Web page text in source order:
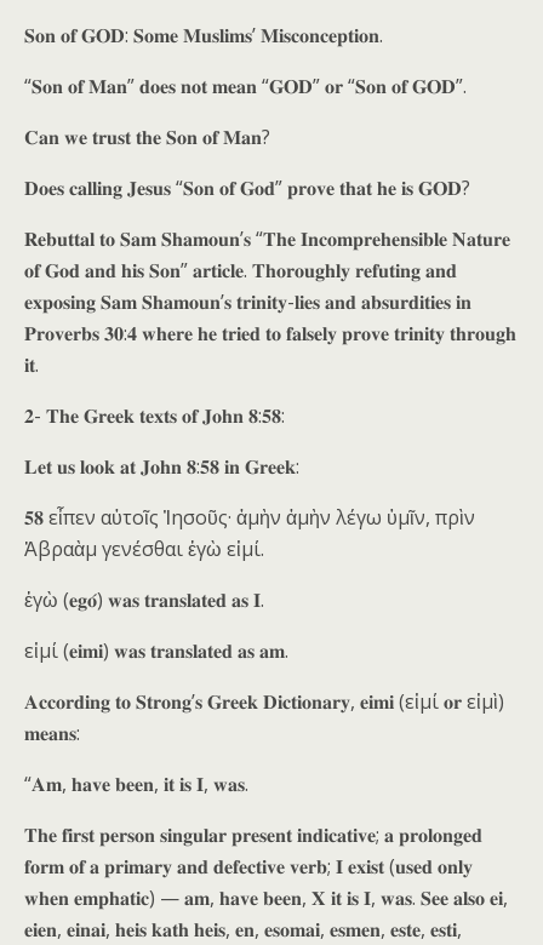
𝐒𝐨𝐧 𝐨𝐟 𝐆𝐎𝐃: 𝐒𝐨𝐦𝐞 𝐌𝐮𝐬𝐥𝐢𝐦𝐬’ 𝐌𝐢𝐬𝐜𝐨𝐧𝐜𝐞𝐩𝐭𝐢𝐨𝐧.
“𝐒𝐨𝐧 𝐨𝐟 𝐌𝐚𝐧” 𝐝𝐨𝐞𝐬 𝐧𝐨𝐭 𝐦𝐞𝐚𝐧 “𝐆𝐎𝐃” 𝐨𝐫 “𝐒𝐨𝐧 𝐨𝐟 𝐆𝐎𝐃”.
𝐂𝐚𝐧 𝐰𝐞 𝐭𝐫𝐮𝐬𝐭 𝐭𝐡𝐞 𝐒𝐨𝐧 𝐨𝐟 𝐌𝐚𝐧?
𝐃𝐨𝐞𝐬 𝐜𝐚𝐥𝐥𝐢𝐧𝐠 𝐉𝐞𝐬𝐮𝐬 “𝐒𝐨𝐧 𝐨𝐟 𝐆𝐨𝐝” 𝐩𝐫𝐨𝐯𝐞 𝐭𝐡𝐚𝐭 𝐡𝐞 𝐢𝐬 𝐆𝐎𝐃?
𝐑𝐞𝐛𝐮𝐭𝐭𝐚𝐥 𝐭𝐨 𝐒𝐚𝐦 𝐒𝐡𝐚𝐦𝐨𝐮𝐧’𝐬 “𝐓𝐡𝐞 𝐈𝐧𝐜𝐨𝐦𝐩𝐫𝐞𝐡𝐞𝐧𝐬𝐢𝐛𝐥𝐞 𝐍𝐚𝐭𝐮𝐫𝐞
𝐨𝐟 𝐆𝐨𝐝 𝐚𝐧𝐝 𝐡𝐢𝐬 𝐒𝐨𝐧” 𝐚𝐫𝐭𝐢𝐜𝐥𝐞. 𝐓𝐡𝐨𝐫𝐨𝐮𝐠𝐡𝐥𝐲 𝐫𝐞𝐟𝐮𝐭𝐢𝐧𝐠 𝐚𝐧𝐝
𝐞𝐱𝐩𝐨𝐬𝐢𝐧𝐠 𝐒𝐚𝐦 𝐒𝐡𝐚𝐦𝐨𝐮𝐧’𝐬 𝐭𝐫𝐢𝐧𝐢𝐭𝐲-𝐥𝐢𝐞𝐬 𝐚𝐧𝐝 𝐚𝐛𝐬𝐮𝐫𝐝𝐢𝐭𝐢𝐞𝐬 𝐢𝐧
𝐏𝐫𝐨𝐯𝐞𝐫𝐛𝐬 𝟑𝟎:𝟒 𝐰𝐡𝐞𝐫𝐞 𝐡𝐞 𝐭𝐫𝐢𝐞𝐝 𝐭𝐨 𝐟𝐚𝐥𝐬𝐞𝐥𝐲 𝐩𝐫𝐨𝐯𝐞 𝐭𝐫𝐢𝐧𝐢𝐭𝐲 𝐭𝐡𝐫𝐨𝐮𝐠𝐡
𝐢𝐭.
𝟐- 𝐓𝐡𝐞 𝐆𝐫𝐞𝐞𝐤 𝐭𝐞𝐱𝐭𝐬 𝐨𝐟 𝐉𝐨𝐡𝐧 𝟖:𝟓𝟖:
𝐋𝐞𝐭 𝐮𝐬 𝐥𝐨𝐨𝐤 𝐚𝐭 𝐉𝐨𝐡𝐧 𝟖:𝟓𝟖 𝐢𝐧 𝐆𝐫𝐞𝐞𝐤:
𝟓𝟖 εἶπεν αὐτοῖς Ἰησοῦς· ἀμὴν ἀμὴν λέγω ὑμῖν, πρὶν
Ἀβραὰμ γενέσθαι ἐγὼ εἰμί.
ἐγὼ (𝐞𝐠𝐨́) 𝐰𝐚𝐬 𝐭𝐫𝐚𝐧𝐬𝐥𝐚𝐭𝐞𝐝 𝐚𝐬 𝐈.
εἰμί (𝐞𝐢𝐦𝐢) 𝐰𝐚𝐬 𝐭𝐫𝐚𝐧𝐬𝐥𝐚𝐭𝐞𝐝 𝐚𝐬 𝐚𝐦.
𝐀𝐜𝐜𝐨𝐫𝐝𝐢𝐧𝐠 𝐭𝐨 𝐒𝐭𝐫𝐨𝐧𝐠’𝐬 𝐆𝐫𝐞𝐞𝐤 𝐃𝐢𝐜𝐭𝐢𝐨𝐧𝐚𝐫𝐲, 𝐞𝐢𝐦𝐢 (εἰμί 𝐨𝐫 εἰμὶ)
𝐦𝐞𝐚𝐧𝐬:
“𝐀𝐦, 𝐡𝐚𝐯𝐞 𝐛𝐞𝐞𝐧, 𝐢𝐭 𝐢𝐬 𝐈, 𝐰𝐚𝐬.
𝐓𝐡𝐞 𝐟𝐢𝐫𝐬𝐭 𝐩𝐞𝐫𝐬𝐨𝐧 𝐬𝐢𝐧𝐠𝐮𝐥𝐚𝐫 𝐩𝐫𝐞𝐬𝐞𝐧𝐭 𝐢𝐧𝐝𝐢𝐜𝐚𝐭𝐢𝐯𝐞; 𝐚 𝐩𝐫𝐨𝐥𝐨𝐧𝐠𝐞𝐝
𝐟𝐨𝐫𝐦 𝐨𝐟 𝐚 𝐩𝐫𝐢𝐦𝐚𝐫𝐲 𝐚𝐧𝐝 𝐝𝐞𝐟𝐞𝐜𝐭𝐢𝐯𝐞 𝐯𝐞𝐫𝐛; 𝐈 𝐞𝐱𝐢𝐬𝐭 (𝐮𝐬𝐞𝐝 𝐨𝐧𝐥𝐲
𝐰𝐡𝐞𝐧 𝐞𝐦𝐩𝐡𝐚𝐭𝐢𝐜) — 𝐚𝐦, 𝐡𝐚𝐯𝐞 𝐛𝐞𝐞𝐧, 𝐗 𝐢𝐭 𝐢𝐬 𝐈, 𝐰𝐚𝐬. 𝐒𝐞𝐞 𝐚𝐥𝐬𝐨 𝐞𝐢,
𝐞𝐢𝐞𝐧, 𝐞𝐢𝐧𝐚𝐢, 𝐡𝐞𝐢𝐬 𝐤𝐚𝐭𝐡 𝐡𝐞𝐢𝐬, 𝐞𝐧, 𝐞𝐬𝐨𝐦𝐚𝐢, 𝐞𝐬𝐦𝐞𝐧, 𝐞𝐬𝐭𝐞, 𝐞𝐬𝐭𝐢,